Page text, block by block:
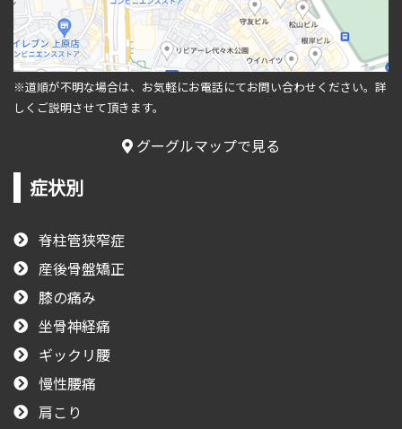
※道順が不明な場合は、お気軽にお電話にてお問い合わせください。 詳
しくご説明させて頂きます。
グーグルマップで見る
症状別
脊柱管狭窄症
産後骨盤矯正
膝の痛み
坐骨神経痛
ギックリ腰
慢性腰痛
肩こり